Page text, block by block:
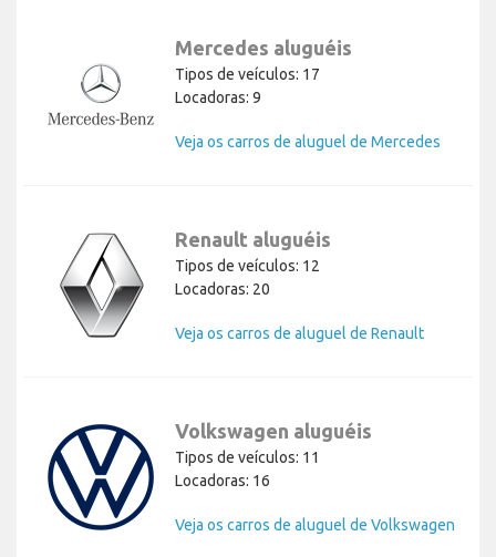
Mercedes aluguéis
Tipos de veículos: 17
Locadoras: 9
Veja os carros de aluguel de Mercedes
Renault aluguéis
Tipos de veículos: 12
Locadoras: 20
Veja os carros de aluguel de Renault
Volkswagen aluguéis
Tipos de veículos: 11
Locadoras: 16
Veja os carros de aluguel de Volkswagen